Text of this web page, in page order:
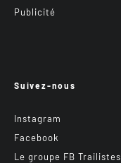
Publicité
Suivez-nous
Instagram
Facebook
Le groupe FB Trailistes